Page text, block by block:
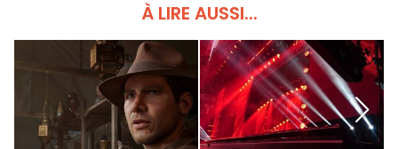
À LIRE AUSSI...